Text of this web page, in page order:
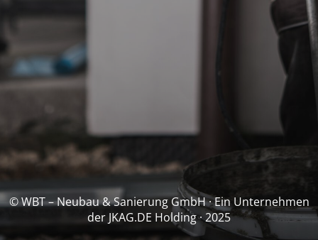
© WBT – Neubau & Sanierung GmbH · Ein Unternehmen
der JKAG.DE Holding · 2025